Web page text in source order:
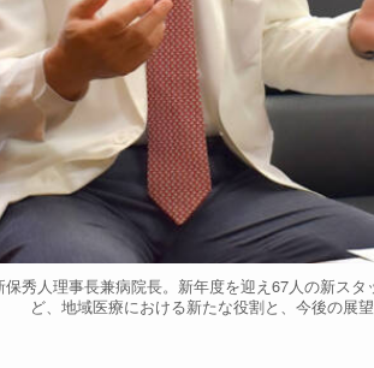
保秀人理事長兼病院長。新年度を迎え67人の新ス
ど、地域医療における新たな役割と、今後の展